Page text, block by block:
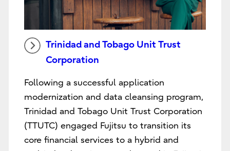
Trinidad and Tobago Unit Trust
Corporation
Following a successful application
modernization and data cleansing program,
Trinidad and Tobago Unit Trust Corporation
(TTUTC) engaged Fujitsu to transition its
core financial services to a hybrid and